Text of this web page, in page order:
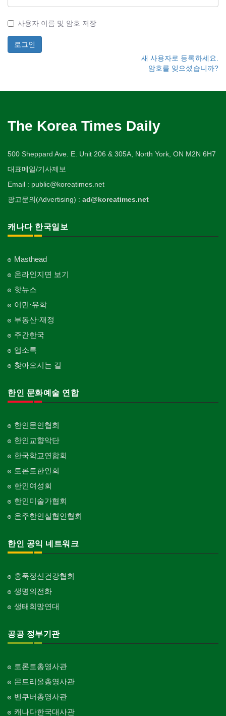
사용자 이름 및 암호 저장
새 사용자로 등록하세요.
암호를 잊으셨습니까?
The Korea Times Daily
500 Sheppard Ave. E. Unit 206 & 305A, North York, ON M2N 6H7
대표메일/기사제보
Email : public@koreatimes.net
광고문의(Advertising) : ad@koreatimes.net
캐나다 한국일보
Masthead
온라인지면 보기
핫뉴스
이민·유학
부동산·재정
주간한국
업소록
찾아오시는 길
한인 문화예술 연합
한인문인협회
한인교향악단
한국학교연합회
토론토한인회
한인여성회
한인미술가협회
온주한인실협인협회
한인 공익 네트워크
홍푹정신건강협회
생명의전화
생태희망연대
공공 정부기관
토론토총영사관
몬트리올총영사관
벤쿠버총영사관
캐나다한국대사관